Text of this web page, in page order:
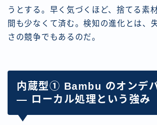
うとする。早く気づくほど、捨てる素
間も少なくて済む。検知の進化とは、
さの競争でもあるのだ。
内蔵型① Bambu のオンデ
— ローカル処理という強み